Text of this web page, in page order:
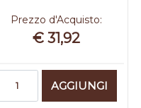
Prezzo d'Acquisto:
€ 31,92
AGGIUNGI